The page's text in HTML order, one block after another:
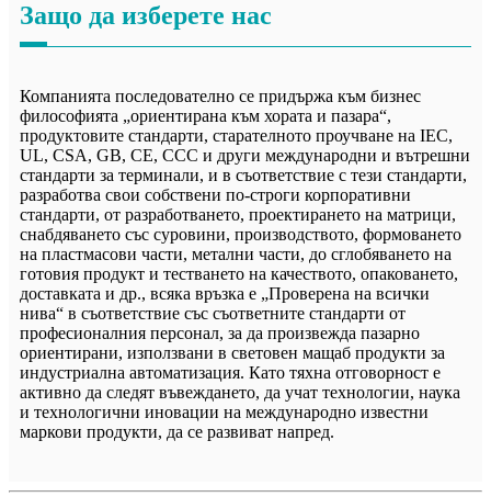
Защо да изберете нас
Компанията последователно се придържа към бизнес
философията „ориентирана към хората и пазара“,
продуктовите стандарти, старателното проучване на IEC,
UL, CSA, GB, CE, CCC и други международни и вътрешни
стандарти за терминали, и в съответствие с тези стандарти,
разработва свои собствени по-строги корпоративни
стандарти, от разработването, проектирането на матрици,
снабдяването със суровини, производството, формоването
на пластмасови части, метални части, до сглобяването на
готовия продукт и тестването на качеството, опаковането,
доставката и др., всяка връзка е „Проверена на всички
нива“ в съответствие със съответните стандарти от
професионалния персонал, за да произвежда пазарно
ориентирани, използвани в световен мащаб продукти за
индустриална автоматизация. Като тяхна отговорност е
активно да следят въвеждането, да учат технологии, наука
и технологични иновации на международно известни
маркови продукти, да се развиват напред.